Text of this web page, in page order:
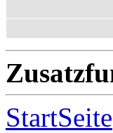
StartSeite